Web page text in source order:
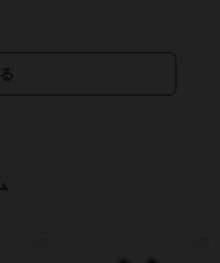
シューズ
ネイビー、レ
ャコールグレ